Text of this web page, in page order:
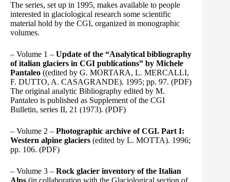
The series, set up in 1995, makes available to people
interested in glaciological research some scientific
material hold by the CGI, organized in monographic
volumes.
– Volume 1 – Update of the “Analytical bibliography
of italian glaciers in CGI publications” by Michele
Pantaleo ((edited by G. MORTARA, L. MERCALLI,
F. DUTTO, A. CASAGRANDE). 1995; pp. 97. (PDF)
The original analytic Bibliography edited by M.
Pantaleo is published as Supplement of the CGI
Bulletin, series II, 21 (1973). (PDF)
– Volume 2 – Photographic archive of CGI. Part I:
Western alpine glaciers (edited by L. MOTTA). 1996;
pp. 106. (PDF)
– Volume 3 – Rock glacier inventory of the Italian